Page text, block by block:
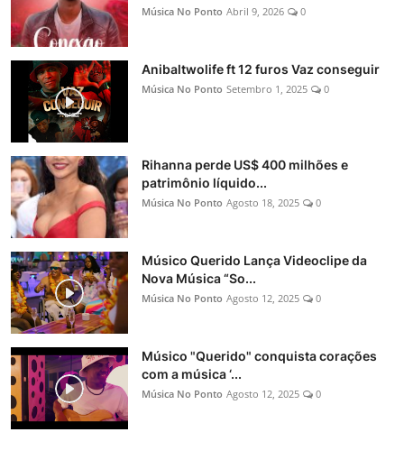
Música No Ponto Abril 9, 2026 0
Anibaltwolife ft 12 furos Vaz conseguir
Música No Ponto Setembro 1, 2025 0
Rihanna perde US$ 400 milhões e
patrimônio líquido...
Música No Ponto Agosto 18, 2025 0
Músico Querido Lança Videoclipe da
Nova Música “So...
Música No Ponto Agosto 12, 2025 0
Músico "Querido" conquista corações
com a música ‘...
Música No Ponto Agosto 12, 2025 0